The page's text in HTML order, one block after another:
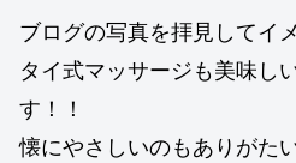
ブログの写真を拝見してイ
タイ式マッサージも美味し
す！！
懐にやさしいのもありがた